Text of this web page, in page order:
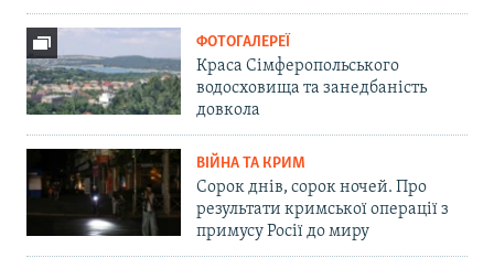
ФОТОГАЛЕРЕЇ
Краса Сімферопольського
водосховища та занедбаність
довкола
ВІЙНА ТА КРИМ
Сорок днів, сорок ночей. Про
результати кримської операції з
примусу Росії до миру